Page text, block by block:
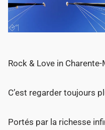
Rock & Love in
C’est regarder toujours
Portés par la richesse